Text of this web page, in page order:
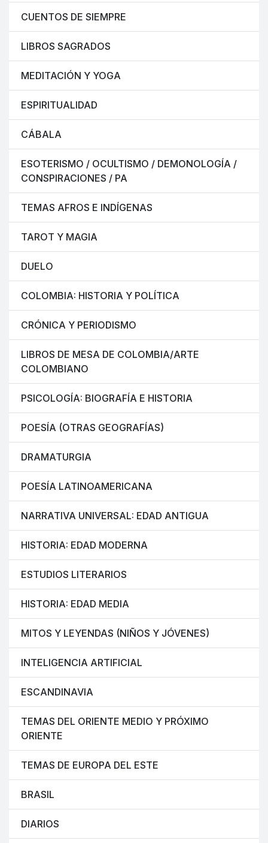
CUENTOS DE SIEMPRE
LIBROS SAGRADOS
MEDITACIÓN Y YOGA
ESPIRITUALIDAD
CÁBALA
ESOTERISMO / OCULTISMO / DEMONOLOGÍA /
CONSPIRACIONES / PA
TEMAS AFROS E INDÍGENAS
TAROT Y MAGIA
DUELO
COLOMBIA: HISTORIA Y POLÍTICA
CRÓNICA Y PERIODISMO
LIBROS DE MESA DE COLOMBIA/ARTE
COLOMBIANO
PSICOLOGÍA: BIOGRAFÍA E HISTORIA
POESÍA (OTRAS GEOGRAFÍAS)
DRAMATURGIA
POESÍA LATINOAMERICANA
NARRATIVA UNIVERSAL: EDAD ANTIGUA
HISTORIA: EDAD MODERNA
ESTUDIOS LITERARIOS
HISTORIA: EDAD MEDIA
MITOS Y LEYENDAS (NIÑOS Y JÓVENES)
INTELIGENCIA ARTIFICIAL
ESCANDINAVIA
TEMAS DEL ORIENTE MEDIO Y PRÓXIMO
ORIENTE
TEMAS DE EUROPA DEL ESTE
BRASIL
DIARIOS